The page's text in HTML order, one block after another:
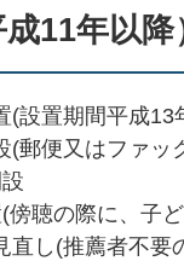
11年以降
(設置期間平成13
(郵便又はファッ
聴の際に、子
し(推薦者不